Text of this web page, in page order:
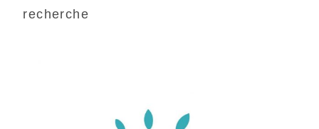
recherche